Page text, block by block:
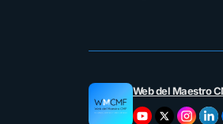
Web del Maestro